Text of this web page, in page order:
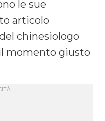
le sue
articolo
chinesiologo
momento giusto